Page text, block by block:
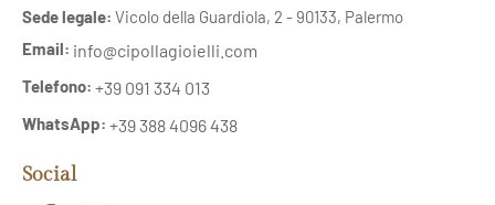
Sede legale: Vicolo della Guardiola, 2 - 90133, Palermo
Email: info@cipollagioielli.com
Telefono: +39 091 334 013
WhatsApp: +39 388 4096 438
Social